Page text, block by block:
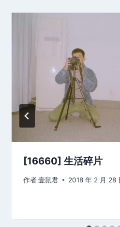
[16660] 生活碎片
作者壹鼠君 2018 年 2 月 28